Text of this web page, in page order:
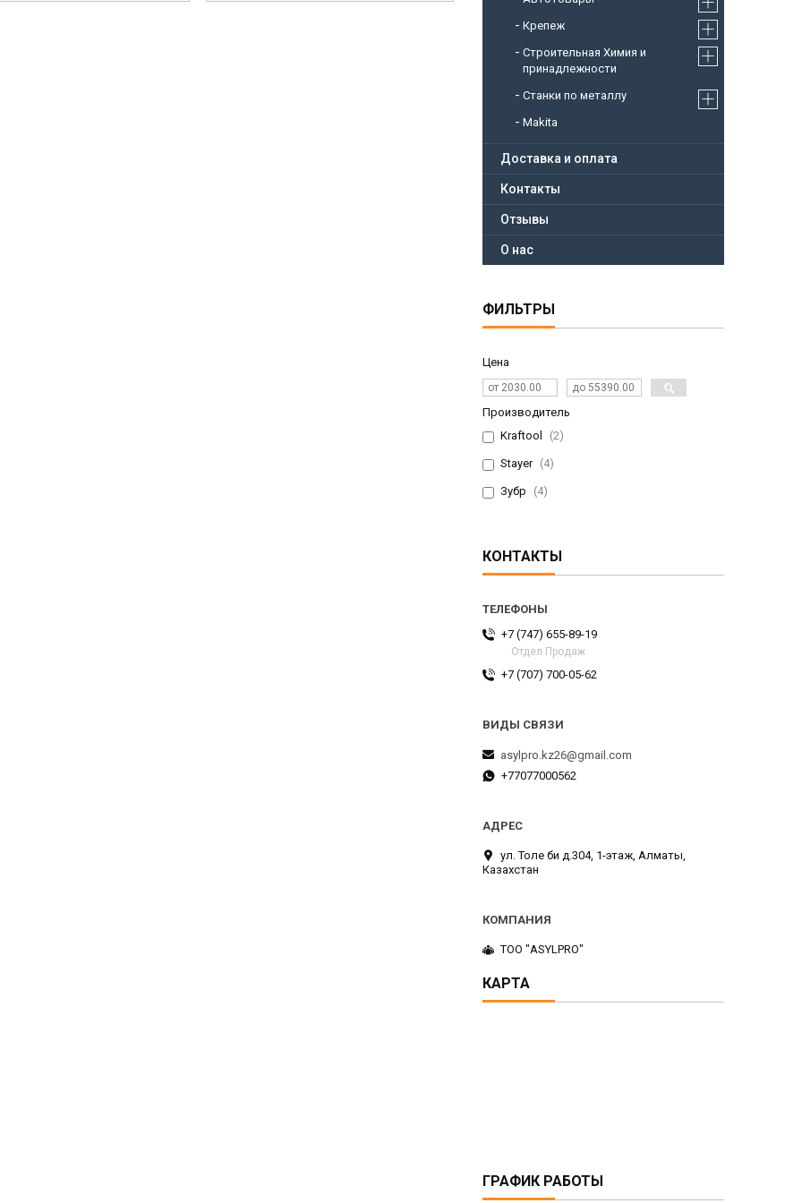
Крепеж
Строительная Химия и
принадлежности
Станки по металлу
Makita
Доставка и оплата
Контакты
Отзывы
О нас
ФИЛЬТРЫ
Цена
Производитель
Kraftool
2
Stayer 4
Зубр 4
КОНТАКТЫ
+7 (747) 655-89-19
Отдел Продаж
+7 (707) 700-05-62
asylpro.kz26@gmail.com
+77077000562
ул. Толе би д.304, 1-этаж, Алматы,
Казахстан
ТОО "ASYLPRO"
КАРТА
ГРАФИК РАБОТЫ